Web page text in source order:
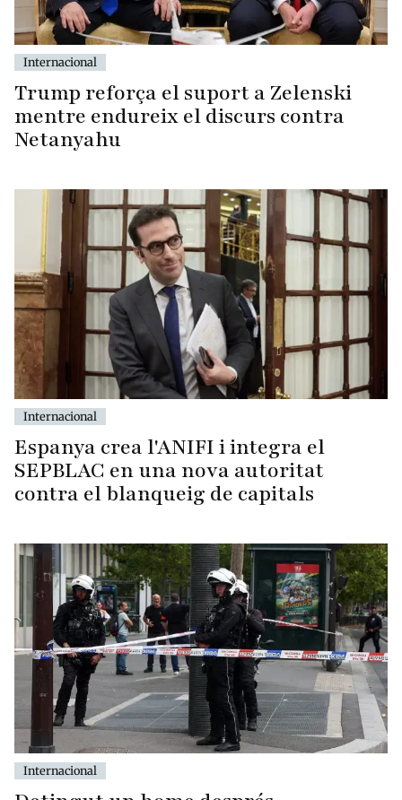
Internacional
Trump reforça el suport a Zelenski
mentre endureix el discurs contra
Netanyahu
Internacional
Espanya crea l'ANIFI i integra el
SEPBLAC en una nova autoritat
contra el blanqueig de capitals
Internacional